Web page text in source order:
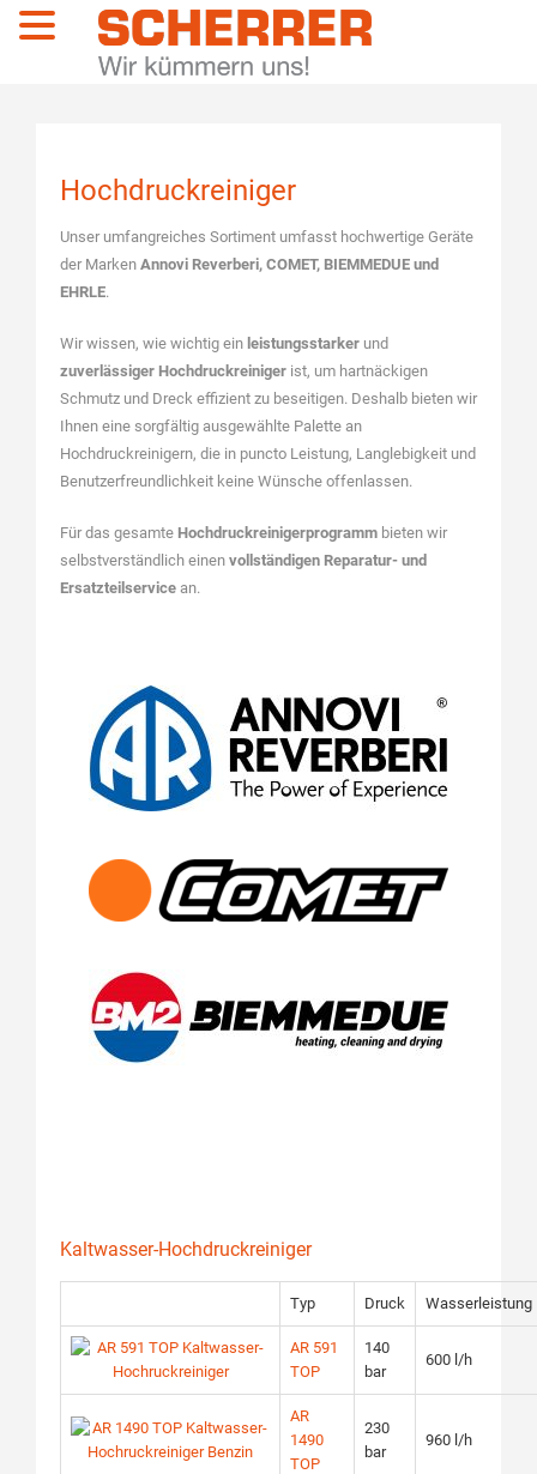
Hochdruckreiniger
Unser umfangreiches Sortiment umfasst hochwertige Geräte
der Marken Annovi Reverberi, COMET, BIEMMEDUE und
EHRLE.
Wir wissen, wie wichtig ein leistungsstarker und
zuverlässiger Hochdruckreiniger ist, um hartnäckigen
Schmutz und Dreck effizient zu beseitigen. Deshalb bieten wir
Ihnen eine sorgfältig ausgewählte Palette an
Hochdruckreinigern, die in puncto Leistung, Langlebigkeit und
Benutzerfreundlichkeit keine Wünsche offenlassen.
Für das gesamte Hochdruckreinigerprogramm bieten wir
selbstverständlich einen vollständigen Reparatur- und
Ersatzteilservice an.
Kaltwasser-Hochdruckreiniger
Typ Druck Wasserleistung
AR 591
TOP
140
bar
600 l/h
AR
1490
TOP
230
bar
960 l/h
Menü